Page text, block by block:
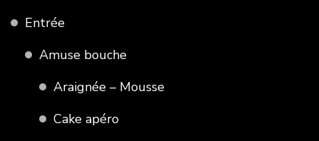
Entrée
Amuse bouche
Araignée – Mousse
Cake apéro